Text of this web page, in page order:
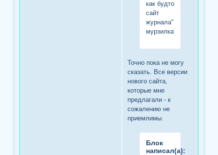
как будто
сайт
журнала"
мурзилка"
Точно пока не могу
сказать. Все версии
нового сайта,
которые мне
предлагали - к
сожалению не
приемлимы.
Блок
написал(а):